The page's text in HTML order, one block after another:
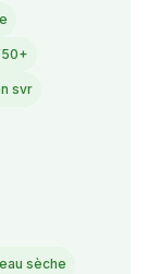
svr
sèche